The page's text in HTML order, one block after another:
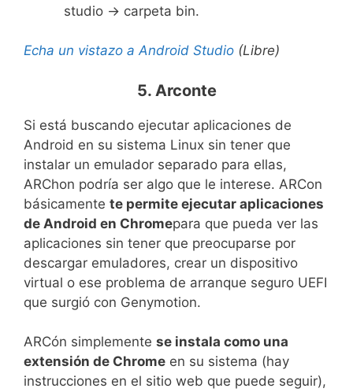
studio -> carpeta bin.
Echa un vistazo a Android Studio (Libre)
5. Arconte
Si está buscando ejecutar aplicaciones de
Android en su sistema Linux sin tener que
instalar un emulador separado para ellas,
ARChon podría ser algo que le interese. ARCon
básicamente te permite ejecutar aplicaciones
de Android en Chromepara que pueda ver las
aplicaciones sin tener que preocuparse por
descargar emuladores, crear un dispositivo
virtual o ese problema de arranque seguro UEFI
que surgió con Genymotion.
ARCón simplemente se instala como una
extensión de Chrome en su sistema (hay
instrucciones en el sitio web que puede seguir),